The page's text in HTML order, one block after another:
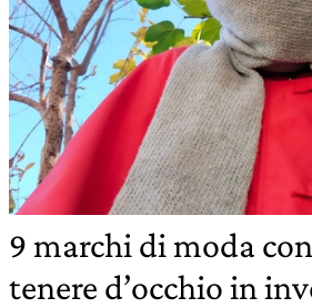
9 marchi di moda
tenere d’occhio in